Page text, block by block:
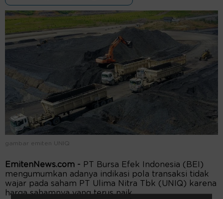
gambar emiten UNIQ
EmitenNews.com - PT Bursa Efek Indonesia (BEI)
mengumumkan adanya indikasi pola transaksi tidak
wajar pada saham PT Ulima Nitra Tbk (UNIQ) karena
harga sahamnya yang terus naik.